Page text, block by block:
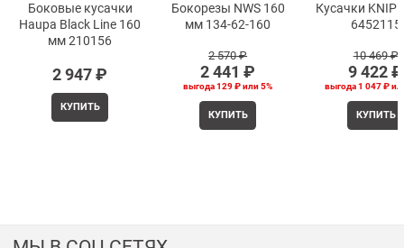
Боковые кусачки
Haupa Black Line 160
мм 210156
2 947 ₽
КУПИТЬ
Бокорезы NWS 160
мм 134-62-160
2 570 ₽
2 441 ₽
выгода129 ₽или5%
КУПИТЬ
Кусачки
6452115
10 469 ₽
9 422 ₽
выгода1 047 ₽
КУПИТЬ